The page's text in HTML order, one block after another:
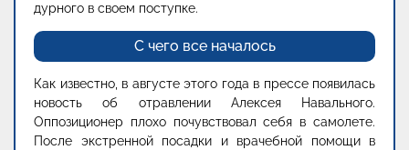
дурного в своем поступке.
С чего все началось
Как известно, в августе этого года в прессе появилась
новость об отравлении Алексея Навального.
Оппозиционер плохо почувствовал себя в самолете.
После экстренной посадки и врачебной помощи в